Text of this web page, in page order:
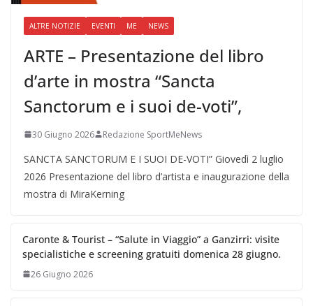
ALTRE NOTIZIE EVENTI ME NEWS
ARTE – Presentazione del libro
d’arte in mostra “Sancta
Sanctorum e i suoi de-voti”,
30 Giugno 2026 Redazione SportMeNews
SANCTA SANCTORUM E I SUOI DE-VOTI” Giovedì 2 luglio
2026 Presentazione del libro d’artista e inaugurazione della
mostra di MiraKerning
Caronte & Tourist – “Salute in Viaggio” a Ganzirri: visite
specialistiche e screening gratuiti domenica 28 giugno.
26 Giugno 2026